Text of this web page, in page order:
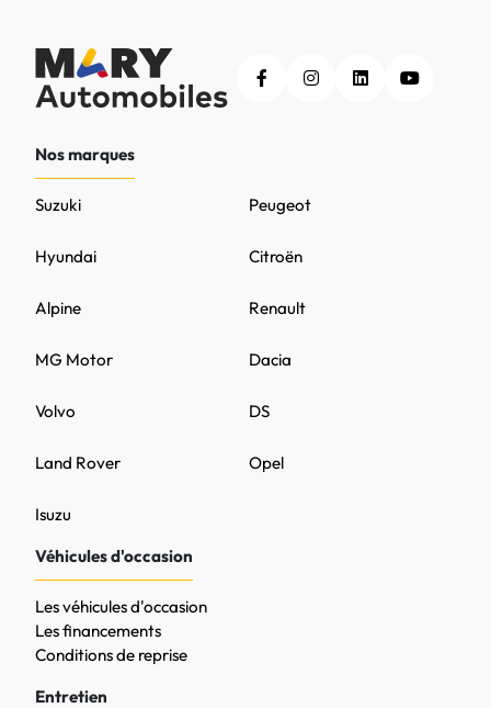
Nos marques
Peugeot
DS
MG Motor
Citroën
Opel
Volvo
Renault
Hyundai
Land Rover
Dacia
Alpine
Isuzu
Suzuki
Véhicules d'occasion
Les véhicules d'occasion
Les financements
Conditions de reprise
Entretien